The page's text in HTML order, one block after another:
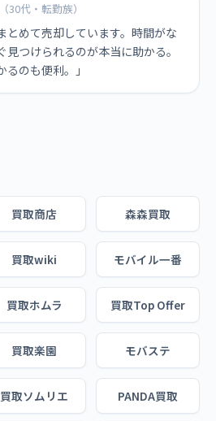
30代・転勤族）
とめて売却しています。時間がな
つけられるのが本当に助かる。
のも便利。」
買取商店 森森買取
買取wiki モバイル一番
買取ホムラ 買取Top Offer
買取楽園 モバステ
買取ソムリエ PANDA買取